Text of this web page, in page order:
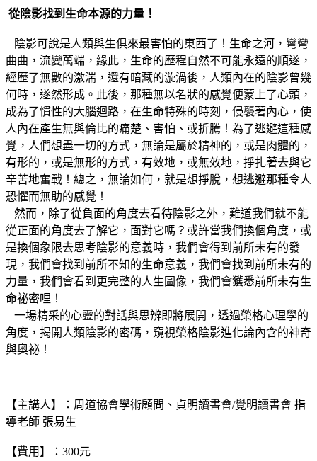
從陰影找到生命本源的力量！
陰影可說是人類與生俱來最害怕的東西了！生命之河，彎彎
曲曲，流變萬端，緣此，生命的歷程自然不可能永遠的順遂，
經歷了無數的激湍，還有暗藏的漩渦後，人類內在的陰影曾幾
何時，遂然形成。此後，那種無以名狀的感覺便蒙上了心頭，
成為了慣性的大腦迴路，在生命特殊的時刻，侵襲著內心，使
人內在產生無與倫比的痛楚、害怕、或折騰！為了逃避這種感
覺，人們想盡一切的方式，無論是屬於精神的，或是肉體的，
有形的，或是無形的方式，有效地，或無效地，掙扎著去與它
辛苦地奮戰！總之，無論如何，就是想掙脫，想逃避那種令人
恐懼而無助的感覺！
然而，除了從負面的角度去看待陰影之外，難道我們就不能
從正面的角度去了解它，面對它嗎？或許當我們換個角度，或
是換個象限去思考陰影的意義時，我們會得到前所未有的發
現，我們會找到前所不知的生命意義，我們會找到前所未有的
力量，我們會看到更完整的人生圖像，我們會獲悉前所未有生
命祕密哩！
一場精采的心靈的對話與思辨即將展開，透過榮格心理學的
角度，揭開人類陰影的密碼，窺視榮格陰影進化論內含的神奇
與奧祕！
【主講人】：周道協會學術顧問、貞明讀書會/覺明讀書會 指
導老師 張易生
【費用】：300元